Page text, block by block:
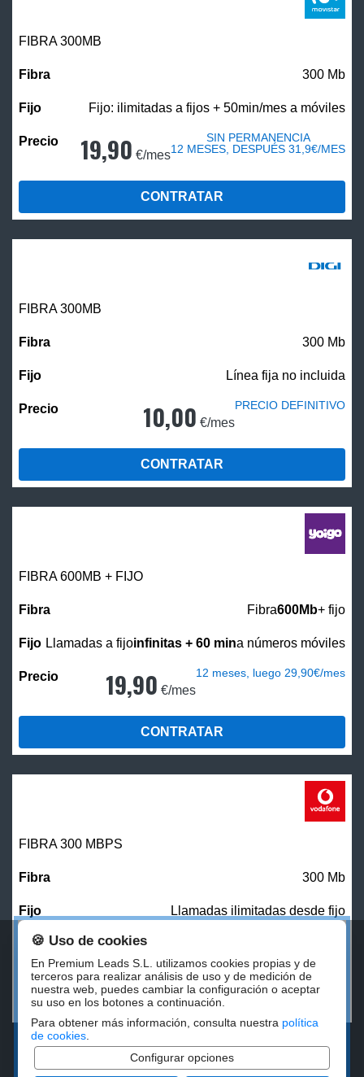
FIBRA 300MB
300 Mb
Fijo: ilimitadas a fijos + 50min/mes a móviles
19,90 €/mes
SIN PERMANENCIA
12 MESES, DESPUÉS 31,9€/MES
CONTRATAR
FIBRA 300MB
300 Mb
Línea fija no incluida
10,00 €/mes
PRECIO DEFINITIVO
CONTRATAR
FIBRA 600MB + FIJO
Fibra600Mb+ fijo
Llamadas a fijoinfinitas + 60 mina números móviles
19,90 €/mes
12 meses, luego 29,90€/mes
CONTRATAR
FIBRA 300 MBPS
300 Mb
Llamadas ilimitadas desde fijo
27,00 €/mes
CONTRATAR
🍪 Uso de cookies
En Premium Leads S.L. utilizamos cookies propias y de
terceros para realizar análisis de uso y de medición de
nuestra web, puedes cambiar la configuración o aceptar
su uso en los botones a continuación.
Para obtener más información, consulta nuestra política
de cookies
Configurar opciones